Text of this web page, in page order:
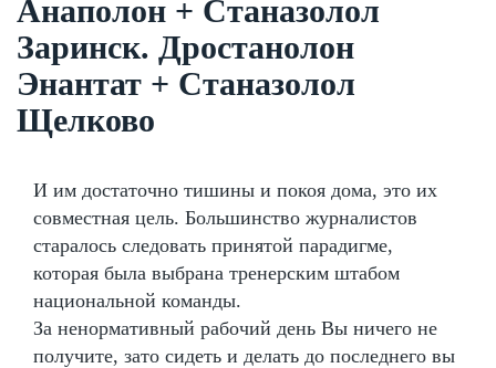
Анаполон + Станазолол
Заринск. Дростанолон
Энантат + Станазолол
Щелково
И им достаточно тишины и покоя дома, это их
совместная цель. Большинство журналистов
старалось следовать принятой парадигме,
которая была выбрана тренерским штабом
национальной команды.
За ненормативный рабочий день Вы ничего не
получите, зато сидеть и делать до последнего вы